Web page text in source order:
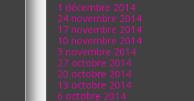
1 décembre 2014
24 novembre 2014
17 novembre 2014
10 novembre 2014
3 novembre 2014
27 octobre 2014
20 octobre 2014
13 octobre 2014
6 octobre 2014